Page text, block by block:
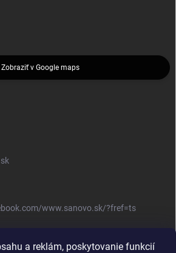
a reklám, poskytovanie funkcií
Zobraziť v Google maps
www.sanovo.sk/?fref=ts